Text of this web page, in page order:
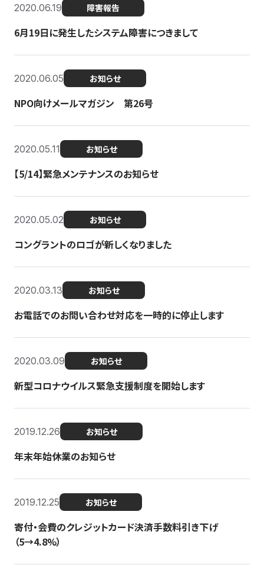
2020.06.19 障害報告
6月19日に発生したシステム障害につきまして
2020.06.05 お知らせ
NPO向けメールマガジン 第26号
2020.05.11 お知らせ
【5/14】緊急メンテナンスのお知らせ
2020.05.02 お知らせ
コングラントのロゴが新しくなりました
2020.03.13 お知らせ
お電話でのお問い合わせ対応を一時的に停止します
2020.03.09 お知らせ
新型コロナウイルス緊急支援制度を開始します
2019.12.26 お知らせ
年末年始休業のお知らせ
2019.12.25 お知らせ
寄付・会費のクレジットカード決済手数料引き下げ
（5→4.8%）